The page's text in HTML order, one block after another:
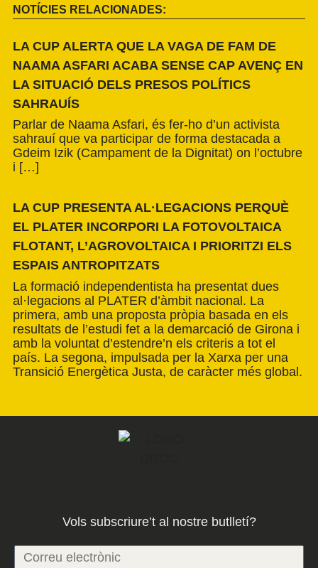
NOTÍCIES RELACIONADES:
LA CUP ALERTA QUE LA VAGA DE FAM DE
NAAMA ASFARI ACABA SENSE CAP AVENÇ EN
LA SITUACIÓ DELS PRESOS POLÍTICS
SAHRAUÍS
Parlar de Naama Asfari, és fer-ho d’un activista
sahrauí que va participar de forma destacada a
Gdeim Izik (Campament de la Dignitat) on l’octubre
i […]
LA CUP PRESENTA AL·LEGACIONS PERQUÈ
EL PLATER INCORPORI LA FOTOVOLTAICA
FLOTANT, L’AGROVOLTAICA I PRIORITZI ELS
ESPAIS ANTROPITZATS
La formació independentista ha presentat dues
al·legacions al PLATER d’àmbit nacional. La
primera, amb una proposta pròpia basada en els
resultats de l’estudi fet a la demarcació de Girona i
amb la voluntat d’estendre’n els criteris a tot el
país. La segona, impulsada per la Xarxa per una
Transició Energètica Justa, de caràcter més global.
Vols subscriure’t al nostre butlletí?